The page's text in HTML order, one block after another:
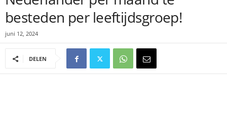
besteden per leeftijdsgroep!
juni 12, 2024
DELEN